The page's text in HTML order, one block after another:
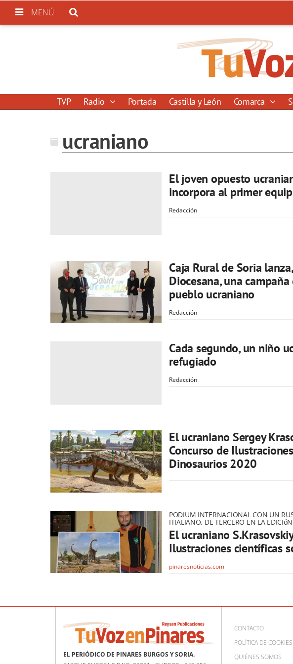
MENÚ
TVP Radio Portada Castilla y León Comarca
ucraniano
El joven opuesto
incorpora al primer
Redacción
Caja Rural de Soria
Diocesana, una
pueblo ucraniano
Redacción
Cada segundo, un niño
refugiado
Redacción
El ucraniano Sergey
Concurso de
Dinosaurios 2020
PODIUM INTERNACIONAL CON UN
ITIALIANO, DE TERCERO EN LA
El ucraniano
Ilustraciones científicas
pinaresnoticias.com
EL PERIÓDICO DE PINARES BURGOS Y SORIA.
CONTACTO
POLÍTICA DE COOKIES
QUIÉNES SOMOS